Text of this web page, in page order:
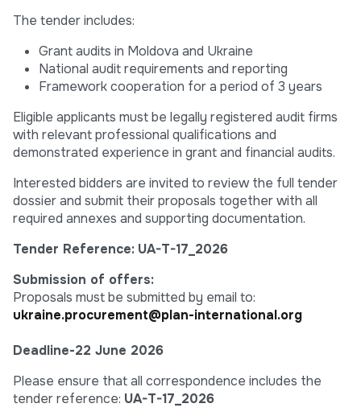
The tender includes:
Grant audits in Moldova and Ukraine
National audit requirements and reporting
Framework cooperation for a period of 3 years
Eligible applicants must be legally registered audit firms
with relevant professional qualifications and
demonstrated experience in grant and financial audits.
Interested bidders are invited to review the full tender
dossier and submit their proposals together with all
required annexes and supporting documentation.
Tender Reference: UA-T-17_2026
Submission of offers:
Proposals must be submitted by email to:
ukraine.procurement@plan-international.org
Deadline-22 June 2026
Please ensure that all correspondence includes the
tender reference: UA-T-17_2026